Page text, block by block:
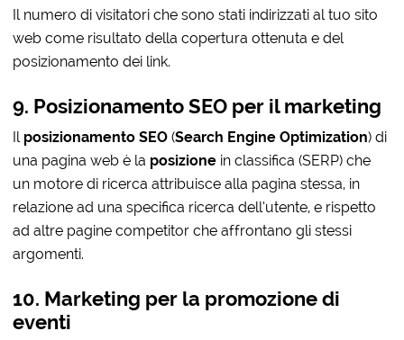
Il numero di visitatori che sono stati indirizzati al tuo sito
web come risultato della copertura ottenuta e del
posizionamento dei link.
9. Posizionamento SEO per il marketing
Il posizionamento SEO (Search Engine Optimization) di
una pagina web è la posizione in classifica (SERP) che
un motore di ricerca attribuisce alla pagina stessa, in
relazione ad una specifica ricerca dell’utente, e rispetto
ad altre pagine competitor che affrontano gli stessi
argomenti.
10. Marketing per la promozione di
eventi